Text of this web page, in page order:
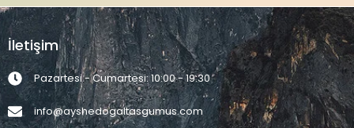
İletişim
Pazartesi - Cumartesi: 10:00 - 19:30
info@ayshedogaltasgumus.com